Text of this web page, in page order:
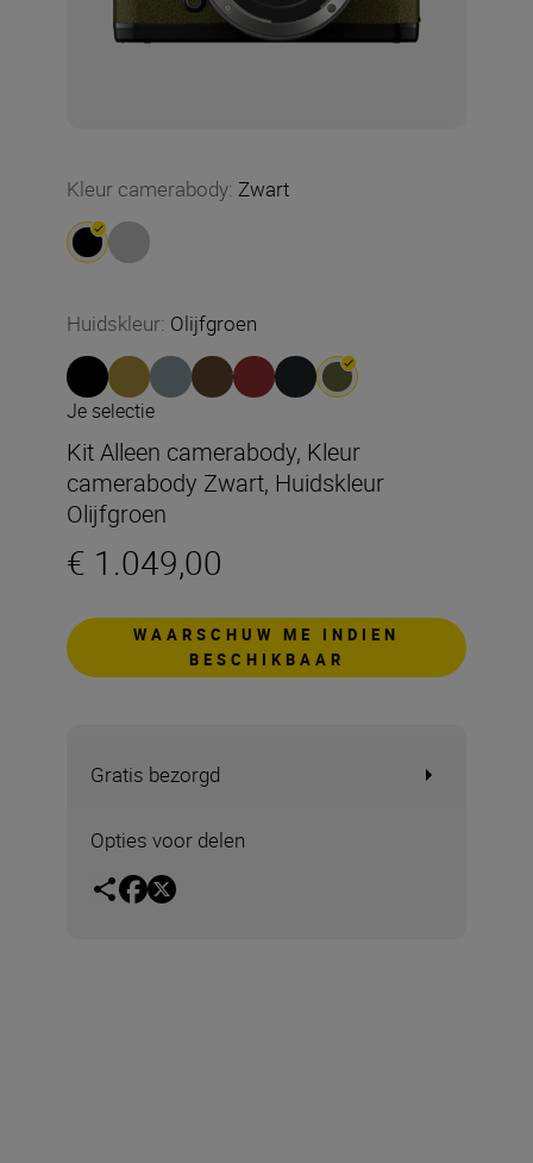
Kleur camerabody: Zwart
Huidskleur: Olijfgroen
Je selectie
Kit Alleen camerabody, Kleur
camerabody Zwart, Huidskleur
Olijfgroen
€ 1.049,00
WAARSCHUW ME INDIEN
BESCHIKBAAR
Gratis bezorgd
Opties voor delen